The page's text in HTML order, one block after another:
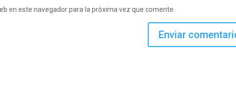
en este navegador para la próxima vez que comente.